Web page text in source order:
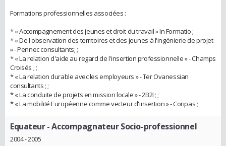
Formations professionnelles associées :
* « Accompagnement des jeunes et droit du travail » In Formatio ;
* « De l'observation des territoires et des jeunes à l'ingénierie de projet
» - Pennec consultants; ;
* « La relation d'aide au regard de l'insertion professionnelle » - Champs
Croisés ; ;
* « La relation durable avec les employeurs » - Ter Ovanessian
consultants ; ;
* « La conduite de projets en mission locale » - 2B2I ; ;
* « La mobilité Européenne comme vecteur d'insertion » - Coripas ;
Equateur- Accompagnateur Socio-professionnel
2004 - 2005